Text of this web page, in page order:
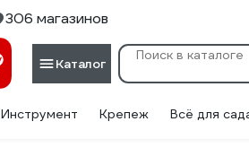
306 магазинов
Каталог
Инструмент Крепеж Всё для